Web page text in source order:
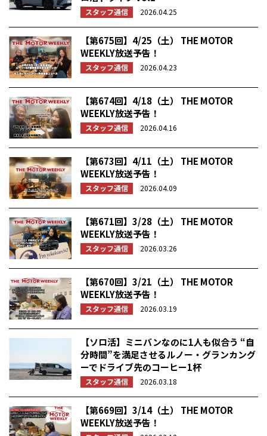
スタッフ通信 2026.04.25
【第675回】4/25（土） THE MOTOR
WEEKLY放送予告！
スタッフ通信 2026.04.23
【第674回】4/18（土） THE MOTOR
WEEKLY放送予告！
スタッフ通信 2026.04.16
【第673回】4/11（土） THE MOTOR
WEEKLY放送予告！
スタッフ通信 2026.04.09
【第671回】3/28（土） THE MOTOR
WEEKLY放送予告！
スタッフ通信 2026.03.26
【第670回】3/21（土） THE MOTOR
WEEKLY放送予告！
スタッフ通信 2026.03.19
【ソロ活】ミニバンなのに1人も似合う “自
分時間”を満足させるルノー・グランカング
ーでドライブ先のコーヒー1杯
スタッフ通信 2026.03.18
【第669回】3/14（土） THE MOTOR
WEEKLY放送予告！